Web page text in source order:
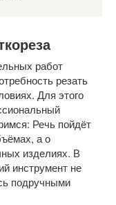
работ
резать
Для этого
Речь пойдёт
а о
изделиях. В
инструмент не
подручными